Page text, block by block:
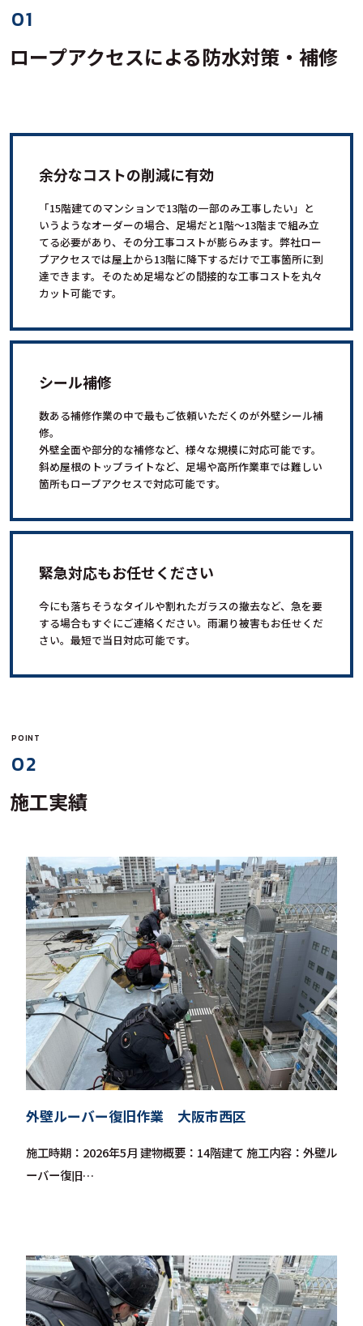
01
ロープアクセスによる防水対策・補修
余分なコストの削減に有効
「15階建てのマンションで13階の一部のみ工事したい」と
いうようなオーダーの場合、足場だと1階～13階まで組み立
てる必要があり、その分工事コストが膨らみます。弊社ロー
プアクセスでは屋上から13階に降下するだけで工事箇所に到
達できます。そのため足場などの間接的な工事コストを丸々
カット可能です。
シール補修
数ある補修作業の中で最もご依頼いただくのが外壁シール補
修。
外壁全面や部分的な補修など、様々な規模に対応可能です。
斜め屋根のトップライトなど、足場や高所作業車では難しい
箇所もロープアクセスで対応可能です。
緊急対応もお任せください
今にも落ちそうなタイルや割れたガラスの撤去など、急を要
する場合もすぐにご連絡ください。雨漏り被害もお任せくだ
さい。最短で当日対応可能です。
POINT
02
施工実績
外壁ルーバー復旧作業 大阪市西区
施工時期：2026年5月 建物概要：14階建て 施工内容：外壁ル
ーバー復旧…